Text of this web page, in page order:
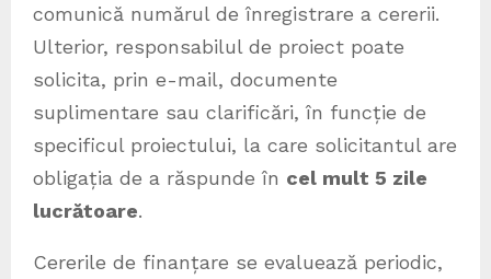
comunică numărul de înregistrare a cererii.
Ulterior, responsabilul de proiect poate
solicita, prin e-mail, documente
suplimentare sau clarificări, în funcție de
specificul proiectului, la care solicitantul are
obligația de a răspunde în cel mult 5 zile
lucrătoare.
Cererile de finanțare se evaluează periodic,